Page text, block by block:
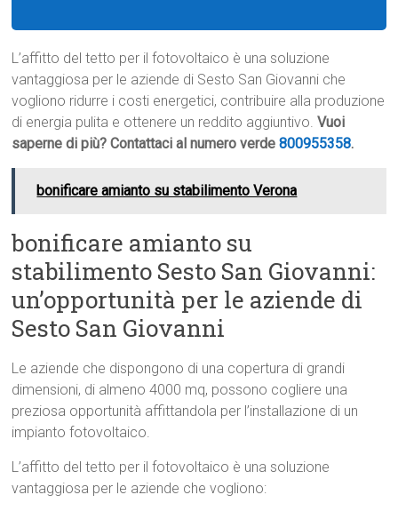
L’affitto del tetto per il fotovoltaico è una soluzione
vantaggiosa per le aziende di Sesto San Giovanni che
vogliono ridurre i costi energetici, contribuire alla produzione
di energia pulita e ottenere un reddito aggiuntivo.Vuoi
saperne di più? Contattaci al numero verde800955358.
bonificare amianto su stabilimento Verona
bonificare amianto su
stabilimento Sesto San Giovanni:
un’opportunità per le aziende di
Sesto San Giovanni
Le aziende che dispongono di una copertura di grandi
dimensioni, di almeno 4000 mq, possono cogliere una
preziosa opportunità affittandola per l’installazione di un
impianto fotovoltaico.
L’affitto del tetto per il fotovoltaico è una soluzione
vantaggiosa per le aziende che vogliono: